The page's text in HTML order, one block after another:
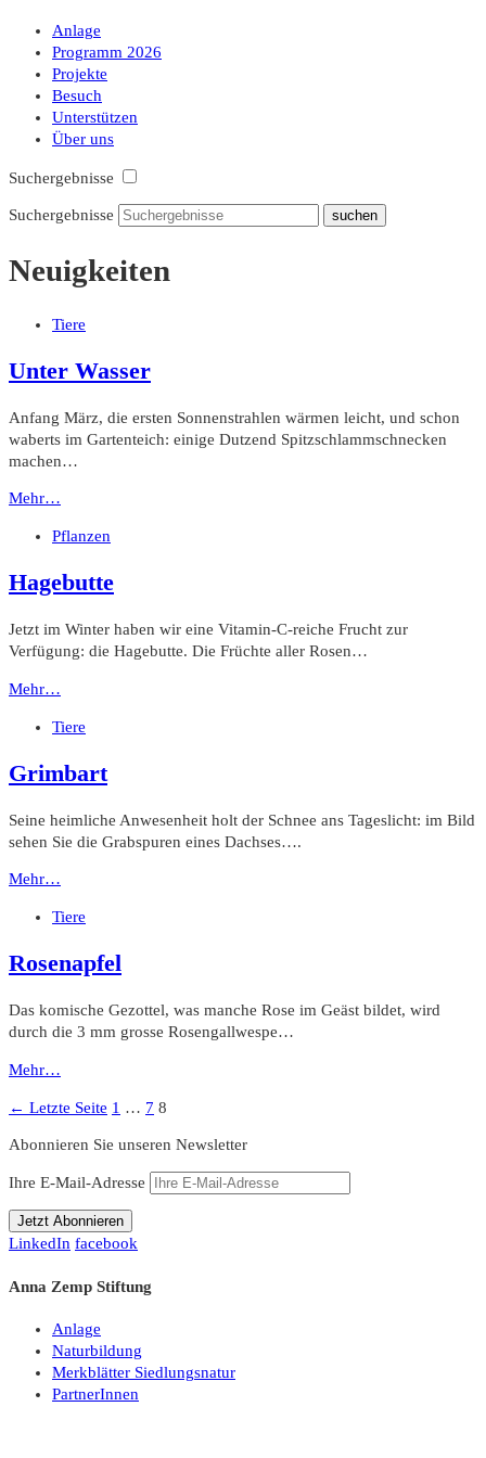
Anlage
Programm 2026
Projekte
Besuch
Unterstützen
Über uns
Suchergebnisse
Suchergebnisse
Neuigkeiten
Tiere
Unter Wasser
Anfang März, die ersten Sonnenstrahlen wärmen leicht, und schon
waberts im Gartenteich: einige Dutzend Spitzschlammschnecken
machen…
Mehr…
Pflanzen
Hagebutte
Jetzt im Winter haben wir eine Vitamin-C-reiche Frucht zur
Verfügung: die Hagebutte. Die Früchte aller Rosen…
Mehr…
Tiere
Grimbart
Seine heimliche Anwesenheit holt der Schnee ans Tageslicht: im Bild
sehen Sie die Grabspuren eines Dachses….
Mehr…
Tiere
Rosenapfel
Das komische Gezottel, was manche Rose im Geäst bildet, wird
durch die 3 mm grosse Rosengallwespe…
Mehr…
Seitennummerierung
der
Beiträge
← Letzte Seite Seite
1 … Seite
7 Seite
8
Abonnieren Sie unseren Newsletter
Ihre E-Mail-Adresse
LinkedIn facebook
Anna Zemp Stiftung
Anlage
Naturbildung
Merkblätter Siedlungsnatur
PartnerInnen